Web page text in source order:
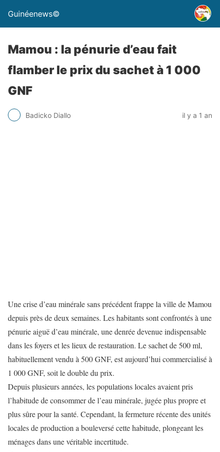
Guinéenews©
Mamou : la pénurie d’eau fait
flamber le prix du sachet à 1 000
GNF
Badicko Diallo il y a 1 an
Une crise d’eau minérale sans précédent frappe la ville de Mamou
depuis près de deux semaines. Les habitants sont confrontés à une
pénurie aiguë d’eau minérale, une denrée devenue indispensable
dans les foyers et les lieux de restauration. Le sachet de 500 ml,
habituellement vendu à 500 GNF, est aujourd’hui commercialisé à
1 000 GNF, soit le double du prix.
Depuis plusieurs années, les populations locales avaient pris
l’habitude de consommer de l’eau minérale, jugée plus propre et
plus sûre pour la santé. Cependant, la fermeture récente des unités
locales de production a bouleversé cette habitude, plongeant les
ménages dans une véritable incertitude.